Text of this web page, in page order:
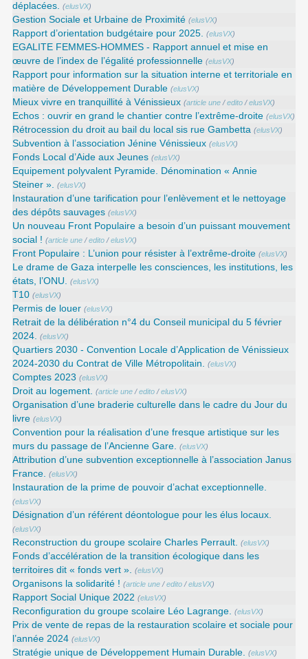
déplacées. (elusVX)
Gestion Sociale et Urbaine de Proximité (elusVX)
Rapport d’orientation budgétaire pour 2025. (elusVX)
EGALITE FEMMES-HOMMES - Rapport annuel et mise en
œuvre de l’index de l’égalité professionnelle (elusVX)
Rapport pour information sur la situation interne et territoriale en
matière de Développement Durable (elusVX)
Mieux vivre en tranquillité à Vénissieux (article une /edito /elusVX)
Echos : ouvrir en grand le chantier contre l’extrême-droite (elusVX)
Rétrocession du droit au bail du local sis rue Gambetta (elusVX)
Subvention à l’association Jénine Vénissieux (elusVX)
Fonds Local d’Aide aux Jeunes (elusVX)
Equipement polyvalent Pyramide. Dénomination « Annie
Steiner ». (elusVX)
Instauration d’une tarification pour l’enlèvement et le nettoyage
des dépôts sauvages (elusVX)
Un nouveau Front Populaire a besoin d’un puissant mouvement
social ! (article une /edito /elusVX)
Front Populaire : L’union pour résister à l’extrême-droite (elusVX)
Le drame de Gaza interpelle les consciences, les institutions, les
états, l’ONU. (elusVX)
T10 (elusVX)
Permis de louer (elusVX)
Retrait de la délibération n°4 du Conseil municipal du 5 février
2024. (elusVX)
Quartiers 2030 - Convention Locale d’Application de Vénissieux
2024-2030 du Contrat de Ville Métropolitain. (elusVX)
Comptes 2023 (elusVX)
Droit au logement. (article une /edito /elusVX)
Organisation d’une braderie culturelle dans le cadre du Jour du
livre (elusVX)
Convention pour la réalisation d’une fresque artistique sur les
murs du passage de l’Ancienne Gare. (elusVX)
Attribution d’une subvention exceptionnelle à l’association Janus
France. (elusVX)
Instauration de la prime de pouvoir d’achat exceptionnelle.
(elusVX)
Désignation d’un référent déontologue pour les élus locaux.
(elusVX)
Reconstruction du groupe scolaire Charles Perrault. (elusVX)
Fonds d’accélération de la transition écologique dans les
territoires dit « fonds vert ». (elusVX)
Organisons la solidarité ! (article une /edito /elusVX)
Rapport Social Unique 2022 (elusVX)
Reconfiguration du groupe scolaire Léo Lagrange. (elusVX)
Prix de vente de repas de la restauration scolaire et sociale pour
l’année 2024 (elusVX)
Stratégie unique de Développement Humain Durable. (elusVX)